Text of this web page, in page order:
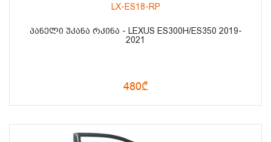
LX-ES18-RP
ᲞᲐᲜᲔᲚᲘ ᲣᲙᲐᲜᲐ ᲠᲙᲘᲜᲐ - LEXUS ES300H/ES350 2019-
2021
480₾